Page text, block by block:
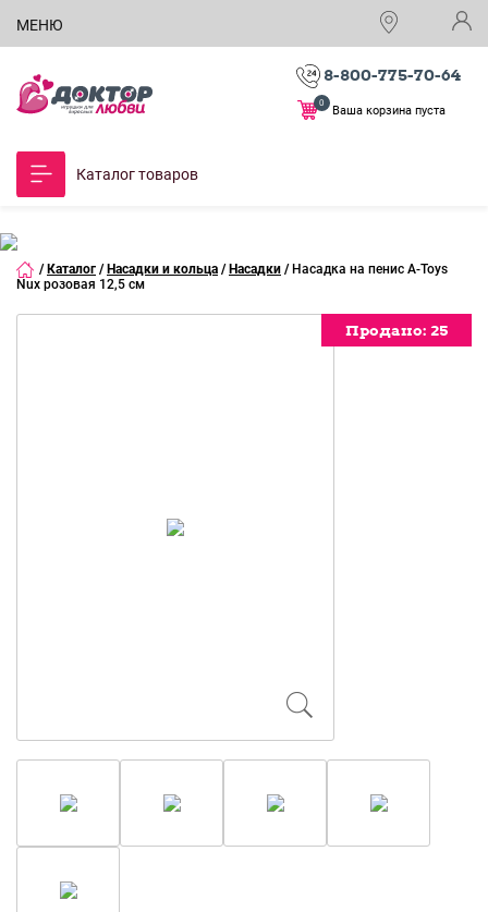
МЕНЮ
8-800-775-70-64
Ваша корзина пуста
0
Каталог товаров
/ Каталог / Насадки и кольца / Насадки / Насадка на пенис A-Toys
Nux розовая 12,5 см
Продано: 25
Продано: 25
Продано: 25
Продано: 25
Продано: 25